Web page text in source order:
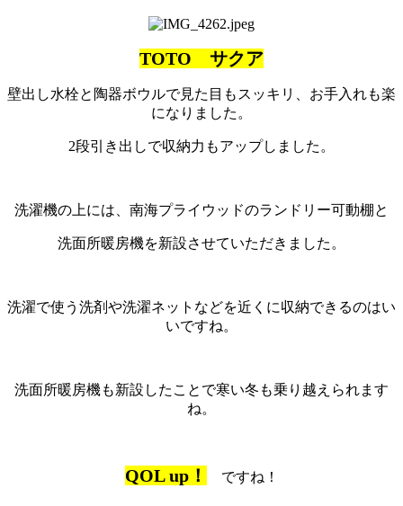
TOTO サクア
壁出し水栓と陶器ボウルで見た目もスッキリ、お手入れも楽
になりました。
2段引き出しで収納力もアップしました。
洗濯機の上には、南海プライウッドのランドリー可動棚と
洗面所暖房機を新設させていただきました。
洗濯で使う洗剤や洗濯ネットなどを近くに収納できるのはい
いですね。
洗面所暖房機も新設したことで寒い冬も乗り越えられます
ね。
QOL up！ ですね！